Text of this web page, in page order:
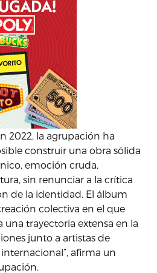
2022, la agrupación ha
construir una obra sólida
emoción cruda,
sin renunciar a la crítica
de la identidad. El álbum
colectiva en el que
trayectoria extensa en la
junto a artistas de
afirma un